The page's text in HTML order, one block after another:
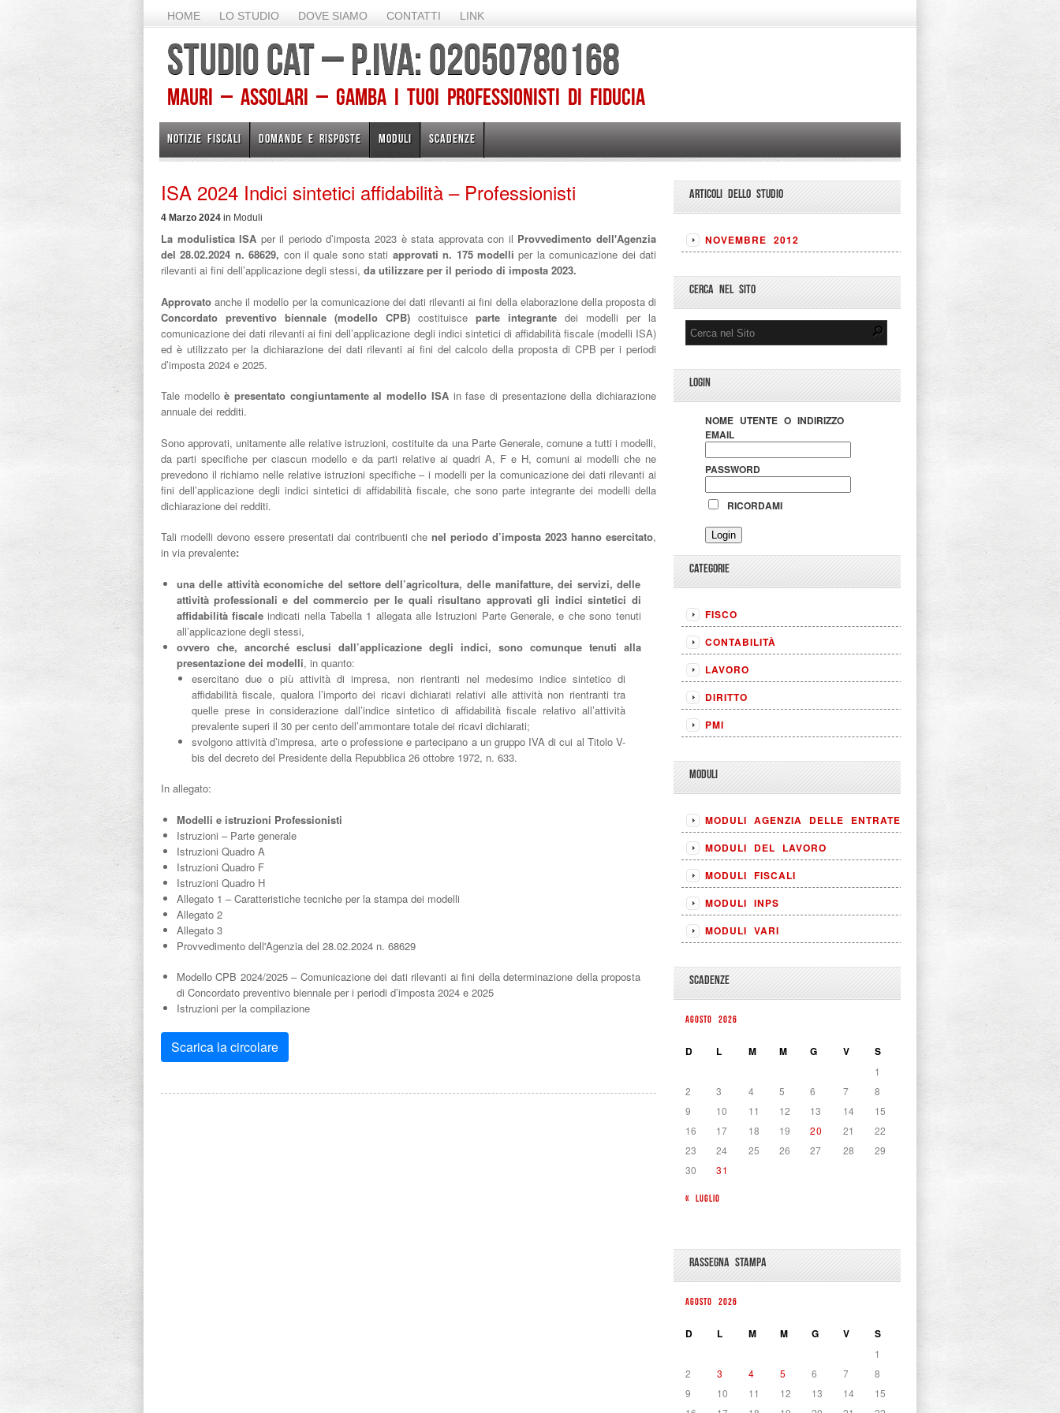
HOME LO STUDIO DOVE SIAMO CONTATTI LINK
STUDIO CAT – P.IVA: 02050780168
Mauri – Assolari – Gamba I TUOI PROFESSIONISTI DI FIDUCIA
NOTIZIE FISCALI DOMANDE E RISPOSTE MODULI SCADENZE
ISA 2024 Indici sintetici affidabilità – Professionisti
4 Marzo 2024 in Moduli
La modulistica ISA per il periodo d’imposta 2023 è stata approvata con il Provvedimento dell'Agenzia
del 28.02.2024 n. 68629, con il quale sono stati approvati n. 175 modelli per la comunicazione dei dati
rilevanti ai fini dell’applicazione degli stessi, da utilizzare per il periodo di imposta 2023.
Approvatoanche il modello per la comunicazione dei dati rilevanti ai fini della elaborazione della proposta di
Concordato preventivo biennale (modello CPB) costituisce parte integrante dei modelli per la
comunicazione dei dati rilevanti ai fini dell’applicazione degli indici sintetici di affidabilità fiscale (modelli ISA)
ed è utilizzato per la dichiarazione dei dati rilevanti ai fini del calcolo della proposta di CPB per i periodi
d’imposta 2024 e 2025.
Tale modelloè presentato congiuntamente al modello ISA in fase di presentazione della dichiarazione
annuale dei redditi.
Sono approvati, unitamente alle relative istruzioni, costituite da una Parte Generale, comune a tutti i modelli,
da parti specifiche per ciascun modello e da parti relative ai quadri A, F e H, comuni ai modelli che ne
prevedono il richiamo nelle relative istruzioni specifiche – i modelli per la comunicazione dei dati rilevanti ai
fini dell’applicazione degli indici sintetici di affidabilità fiscale, che sono parte integrante dei modelli della
dichiarazione dei redditi.
Tali modelli devono essere presentati dai contribuenti chenel periodo d’imposta 2023 hanno esercitato,
in via prevalente:
una delle attività economiche del settore dell’agricoltura, delle manifatture, dei servizi, delle
attività professionali e del commercio per le quali risultano approvati gli indici sintetici di
affidabilità fiscaleindicati nella Tabella 1 allegata alle Istruzioni Parte Generale, e che sono tenuti
all’applicazione degli stessi,
ovvero che, ancorché esclusi dall’applicazione degli indici, sono comunque tenuti alla
presentazione dei modelli, in quanto:
esercitano due o più attività di impresa, non rientranti nel medesimo indice sintetico di
affidabilità fiscale, qualora l’importo dei ricavi dichiarati relativi alle attività non rientranti tra
quelle prese in considerazione dall’indice sintetico di affidabilità fiscale relativo all’attività
prevalente superi il 30 per cento dell’ammontare totale dei ricavi dichiarati;
svolgono attività d’impresa, arte o professione e partecipano a un gruppo IVA di cui al Titolo V-
bis del decreto del Presidente della Repubblica 26 ottobre 1972, n. 633.
In allegato:
Modelli e istruzioni Professionisti
Istruzioni – Parte generale
Istruzioni Quadro A
Istruzioni Quadro F
Istruzioni Quadro H
Allegato 1 – Caratteristiche tecniche per la stampa dei modelli
Allegato 2
Allegato 3
Provvedimento dell'Agenzia del 28.02.2024 n. 68629
Modello CPB 2024/2025 – Comunicazione dei dati rilevanti ai fini della determinazione della proposta
di Concordato preventivo biennale per i periodi d’imposta 2024 e 2025
Istruzioni per la compilazione
Scarica la circolare
ARTICOLI DELLO STUDIO
NOVEMBRE 2012
CERCA NEL SITO
LOGIN
NOME UTENTE O INDIRIZZO
EMAIL
PASSWORD
RICORDAMI
CATEGORIE
FISCO
CONTABILITÀ
LAVORO
DIRITTO
PMI
MODULI
MODULI AGENZIA DELLE ENTRATE
MODULI DEL LAVORO
MODULI FISCALI
MODULI INPS
MODULI VARI
SCADENZE
AGOSTO 2026
D L M M G V S
« LUGLIO
1
2
3 4 5 6 7
8
9
10 11 12 13 14
15
16
17 18 19 20 21
22
23
24 25 26 27 28
29
30
31
RASSEGNA STAMPA
AGOSTO 2026
D L M M G V S
1
2
3 4 5 6 7
8
9
10 11 12 13 14
15